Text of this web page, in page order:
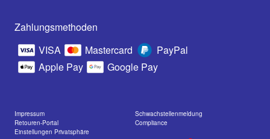
Zahlungsmethoden
VISA
Mastercard
PayPal
Apple Pay
Google Pay
Impressum
Schwachstellenmeldung
Retouren-Portal
Compliance
Einstellungen Privatsphäre